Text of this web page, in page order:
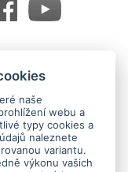
naše
webu a
typy cookies a
naleznete
variantu.
výkonu vašich